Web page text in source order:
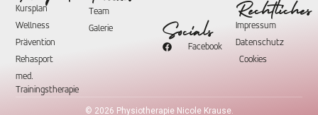
Kursplan
Wellness
Prävention
Rehasport
med.
Trainingstherapie
Team
Galerie
Socials
Facebook
Rechtliches
Impressum
Datenschutz
Cookies
© 2026 Physiotherapie Nicole Krause.